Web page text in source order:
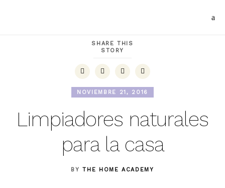
SHARE THIS
STORY
NOVIEMBRE 21, 2016
Limpiadores naturales
para la casa
BYTHE HOME ACADEMY